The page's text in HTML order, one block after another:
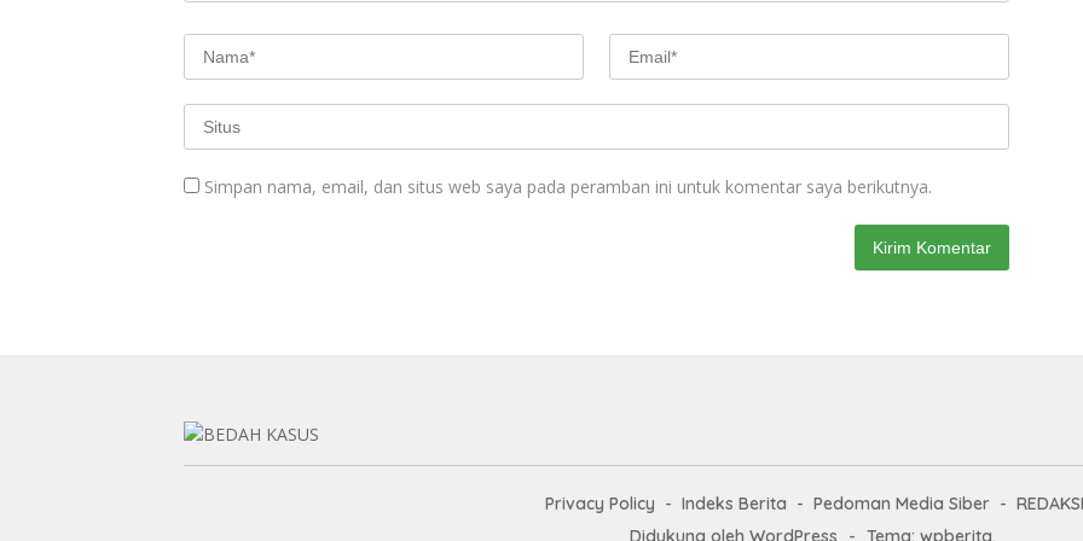
Simpan nama, email, dan situs web saya pada peramban ini untuk komentar saya berikutnya.
Privacy Policy Indeks Berita Pedoman Media Siber
REDAKSI
Didukung oleh WordPress
- Tema: wpberita.